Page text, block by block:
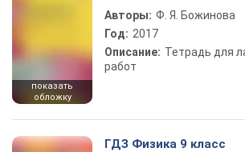
показать
обложку
Авторы: Ф. Я. Божинова
Год: 2017
Описание: Тетрадь для
работ
ГДЗ Физика 9 класс